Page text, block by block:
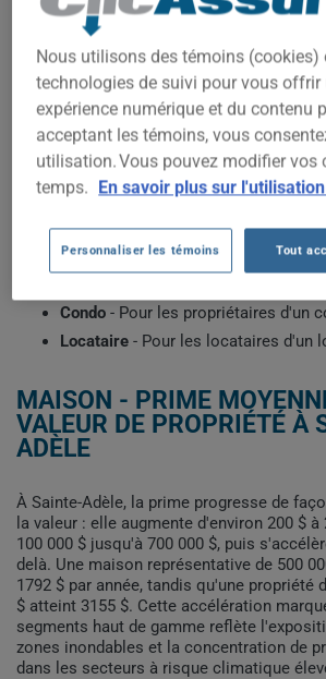
ASSURANCE HABITATION
ADÈLE
À Sainte-Adèle, votre prime dépend de
valeur de la propriété, le code postal
profil qui correspond à votre situation
types récemment obtenues par les clients
Condo - Pour les propriétaires d'un
Locataire - Pour les locataires d'un
MAISON - PRIME
VALEUR DE PROPRIÉTÉ À
ADÈLE
À Sainte-Adèle, la prime progresse de
la valeur : elle augmente d'environ 200 $
100 000 $ jusqu'à 700 000 $, puis
delà. Une maison représentative de 500
1792 $ par année, tandis qu'une propriété
$ atteint 3155 $. Cette accélération
segments haut de gamme reflète
zones inondables et la concentration de
dans les secteurs à risque climatique
Nous utilisons des témoins (cookies)
technologies de suivi pour vous offrir
expérience numérique et du contenu
acceptant les témoins, vous
utilisation. Vous pouvez modifier vos
temps. En savoir plus sur
Personnaliser les témoins Tout